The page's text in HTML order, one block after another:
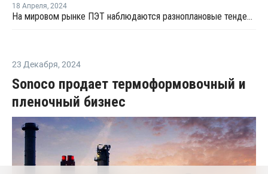
18 Апреля, 2024
На мировом рынке ПЭТ наблюдаются разноплановые тенденции
23 Декабря, 2024
Sonoco продает термоформовочный и
пленочный бизнес